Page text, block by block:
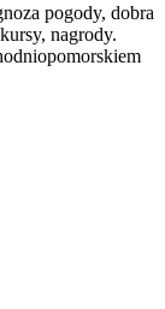
pogody, dobra
nagrody.